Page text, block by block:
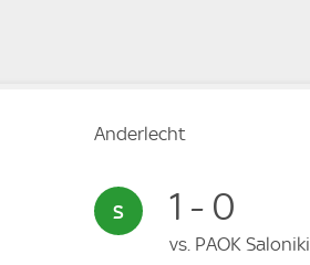
Anderlecht
1 - 0
vs. PAOK Saloniki